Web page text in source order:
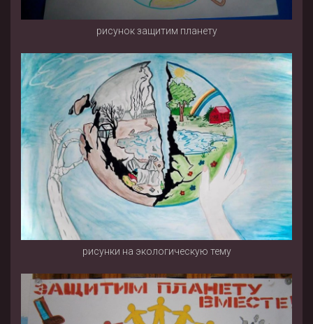
рисунок защитим планету
рисунки на экологическую тему